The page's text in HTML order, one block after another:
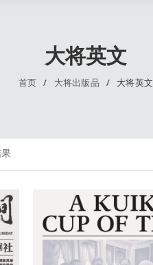
大将英文
首页 / 大将出版品 / 大将英文